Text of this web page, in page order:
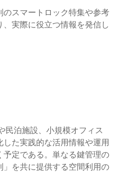
スマートロック特集や参考
実際に役立つ情報を発信し
泊施設、小規模オフィス
た実践的な活用情報や運用
定である。単なる鍵管理の
を共に提供する空間利用の